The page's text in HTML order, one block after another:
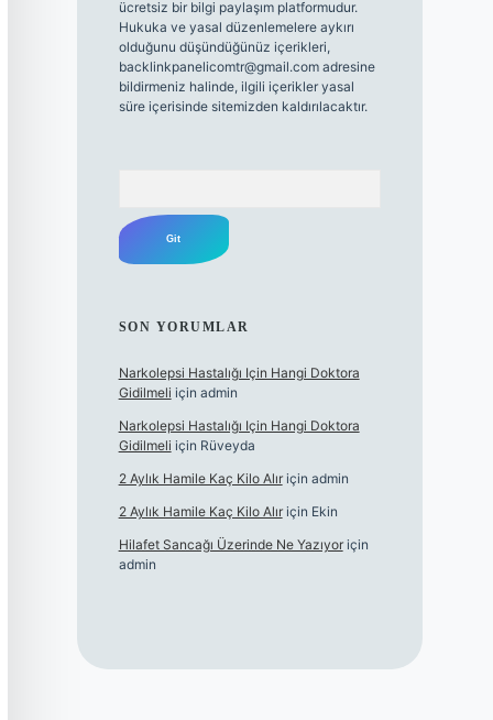
ücretsiz bir bilgi paylaşım platformudur.
Hukuka ve yasal düzenlemelere aykırı
olduğunu düşündüğünüz içerikleri,
backlinkpanelicomtr@gmail.comadresine
bildirmeniz halinde, ilgili içerikler yasal
süre içerisinde sitemizden kaldırılacaktır.
SON YORUMLAR
Narkolepsi Hastalığı Için Hangi Doktora
Gidilmeli için admin
Narkolepsi Hastalığı Için Hangi Doktora
Gidilmeli için Rüveyda
2 Aylık Hamile Kaç Kilo Alıriçin admin
2 Aylık Hamile Kaç Kilo Alıriçin Ekin
Hilafet Sancağı Üzerinde Ne Yazıyoriçin
admin